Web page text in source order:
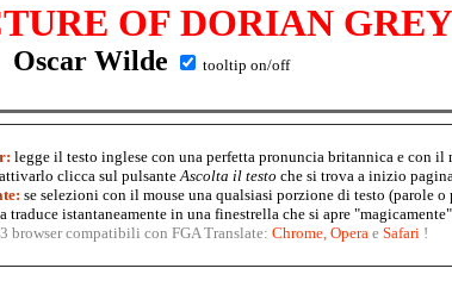
OF DORIAN
Oscar Wilde tooltip on/off
legge il testo inglese con una perfetta pronuncia britannica e con il
clicca sul pulsanteAscolta il testo che si trova a inizio
se selezioni con il mouse una qualsiasi porzione di testo (parole o
traduce istantaneamente in una finestrella che si apre
browser compatibili con FGA Translate: Chrome, Operae Safari !